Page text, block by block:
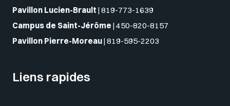
Pavillon Lucien-Brault | 819-773-1639
Campus de Saint-Jérôme | 450-820-8157
Pavillon Pierre-Moreau| 819-595-2203
Liens rapides